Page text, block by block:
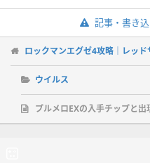
記事・書き
ロックマンエグゼ4攻略｜レッ
ウイルス
プルメロEXの入手チップと出